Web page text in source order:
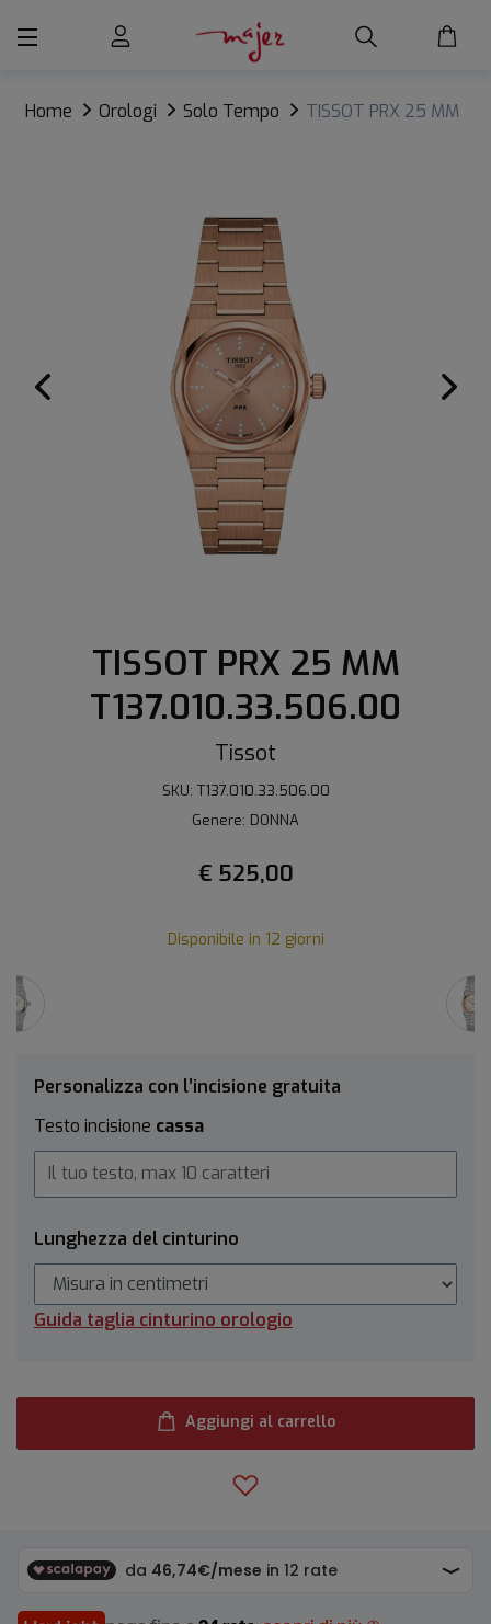
Home Orologi Solo Tempo TISSOT PRX 25 MM
TISSOT PRX 25 MM
T137.010.33.506.00
Tissot
SKU: T137.010.33.506.00
Genere: DONNA
€ 525,00
Disponibile in 12 giorni
Personalizza con l’incisione gratuita
Testo incisione cassa
Lunghezza del cinturino
Guida taglia cinturino orologio
Aggiungi al carrello